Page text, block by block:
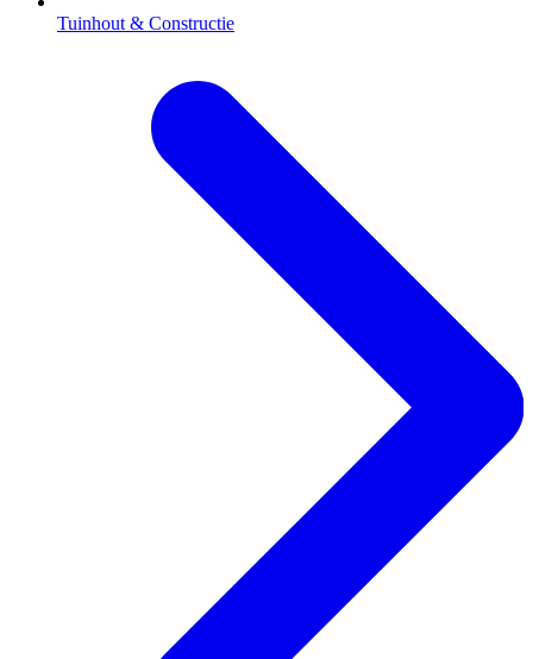
Tuinhout & Constructie